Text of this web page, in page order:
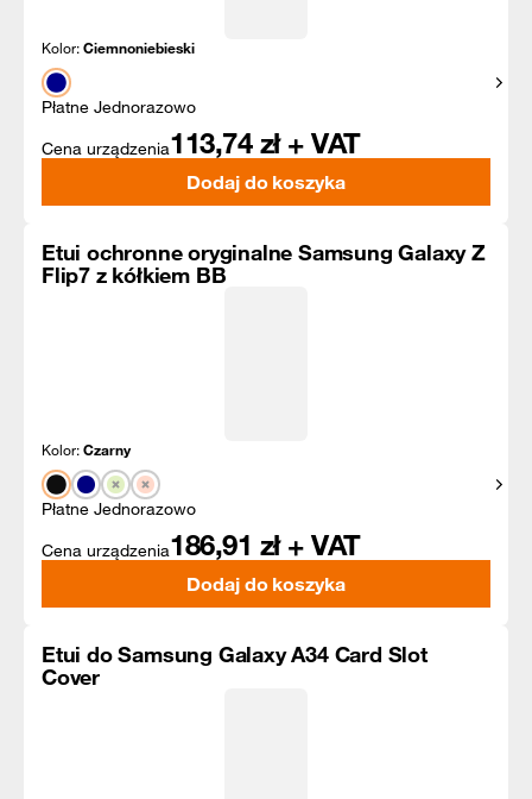
Kolor:Ciemnoniebieski
Płatne Jednorazowo
Cena urządzenia113,74 zł + VAT
Dodaj do koszyka
Etui ochronne oryginalne Samsung Galaxy Z
Flip7 z kółkiem BB
Kolor:Czarny
Płatne Jednorazowo
Cena urządzenia186,91 zł + VAT
Dodaj do koszyka
Etui do Samsung Galaxy A34 Card Slot
Cover